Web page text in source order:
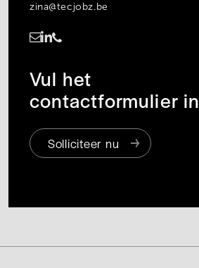
zina@tecjobz.be
Vul het
contactformulier in
Solliciteer nu